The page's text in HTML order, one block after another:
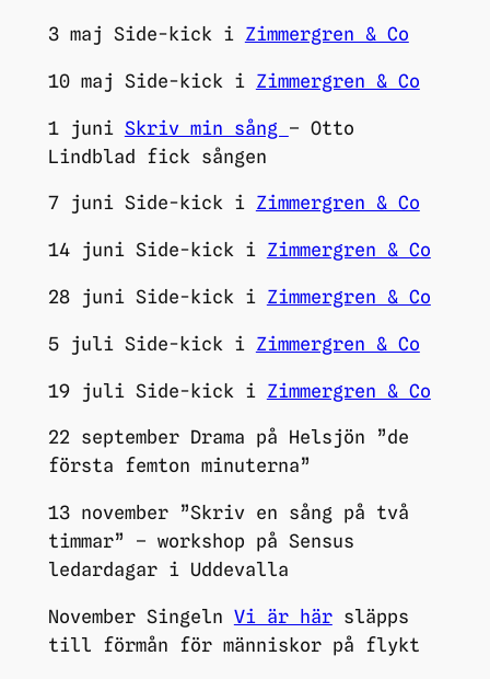
3 maj Side-kick i Zimmergren & Co
10 maj Side-kick i Zimmergren & Co
1 juni Skriv min sång – Otto
Lindblad fick sången
7 juni Side-kick i Zimmergren & Co
14 juni Side-kick i Zimmergren & Co
28 juni Side-kick i Zimmergren & Co
5 juli Side-kick i Zimmergren & Co
19 juli Side-kick i Zimmergren & Co
22 september Drama på Helsjön ”de
första femton minuterna”
13 november ”Skriv en sång på två
timmar” – workshop på Sensus
ledardagar i Uddevalla
November Singeln Vi är härsläpps
till förmån för människor på flykt